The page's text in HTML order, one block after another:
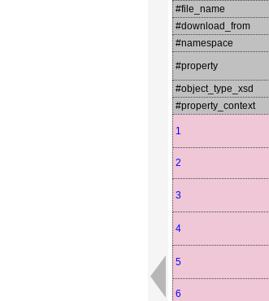
#file_name
#download_from
#namespace
#property
#object_type_xsd
#property_context
1
2
3
4
5
6